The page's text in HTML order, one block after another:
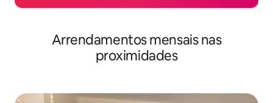
Arrendamentos mensais nas
proximidades